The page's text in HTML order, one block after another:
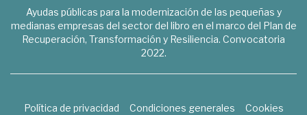
Ayudas públicas para la modernización de las pequeñas y
medianas empresas del sector del libro en el marco del Plan de
Recuperación, Transformación y Resiliencia. Convocatoria
2022.
Política de privacidad Condiciones generales
Cookies